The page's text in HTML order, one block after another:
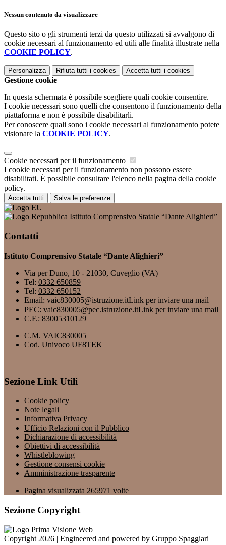
Nessun contenuto da visualizzare
Questo sito o gli strumenti terzi da questo utilizzati si avvalgono di
cookie necessari al funzionamento ed utili alle finalità illustrate nella
COOKIE POLICY.
Personalizza Rifiuta tutti i cookies Accetta tutti i cookies
Gestione cookie
In questa schermata è possibile scegliere quali cookie consentire.
I cookie necessari sono quelli che consentono il funzionamento della
piattaforma e non è possibile disabilitarli.
Per conoscere quali sono i cookie necessari al funzionamento potete
visionare la COOKIE POLICY.
Cookie necessari per il funzionamento
I cookie necessari per il funzionamento non possono essere
disabilitati. È possibile consultare l'elenco nella pagina della cookie
policy.
Accetta tutti Salva le preferenze
Istituto Comprensivo Statale “Dante Alighieri”
Contatti
Istituto Comprensivo Statale “Dante Alighieri”
Via per Duno, 10 - 21030, Cuveglio (VA)
Tel: 0332 650859
Tel: 0332 650152
Email: vaic830005@istruzione.itLink per inviare una mail
PEC: vaic830005@pec.istruzione.itLink per inviare una mail
C.F.: 83005310129
C.M. VAIC830005
Cod. Univoco UF8TEK
Sezione Link Utili
Cookie policy
Note legali
Informativa Privacy
Ufficio Relazioni con il Pubblico
Dichiarazione di accessibilità
Obiettivi di accessibilità
Whistleblowing
Gestione consensi cookie
Amministrazione trasparente
Pagina visualizzata 265971 volte
Sezione Copyright
Copyright 2026 | Engineered and powered by Gruppo Spaggiari